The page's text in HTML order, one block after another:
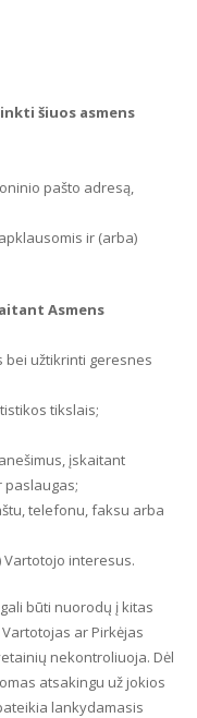
šiuos asmens
pašto adresą,
ir (arba)
Asmens
bei užtikrinti geresnes
tikslais;
įskaitant
paslaugas;
telefonu, faksu arba
Vartotojo interesus.
būti nuorodų į kitas
ar Pirkėjas
nekontroliuoja. Dėl
atsakingu už jokios
lankydamasis